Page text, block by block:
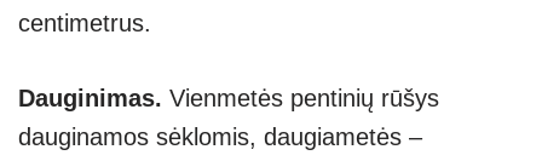
centimetrus.
Dauginimas. Vienmetės pentinių rūšys
dauginamos sėklomis, daugiametės –